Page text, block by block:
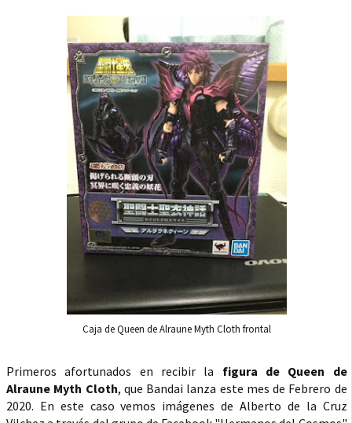
Caja de Queen de Alraune Myth Cloth frontal
Primeros afortunados en recibir la figura de Queen de
Alraune Myth Cloth, que Bandai lanza este mes de Febrero de
2020. En este caso vemos imágenes de Alberto de la Cruz